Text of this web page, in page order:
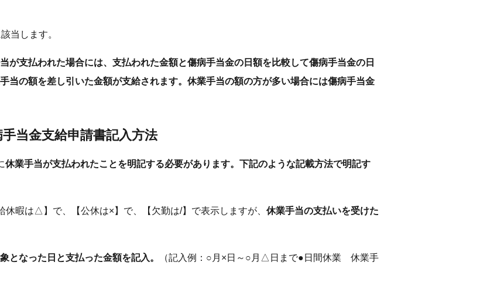
当します。
が支払われた場合には、支払われた金額と傷病手当金の日額を比較して傷病手当金の日
当の額を差し引いた金額が支給されます。休業手当の額の方が多い場合には傷病手当金
当金支給申請書記入方法
休業手当が支払われたことを明記する必要があります。下記のような記載方法で明記す
暇は△】で、【公休は×】で、【欠勤は/】で表示しますが、 休業手当の支払いを受けた
となった日と支払った金額を記入。
（記入例：○月×日～○月△日まで●日間休業 休業手